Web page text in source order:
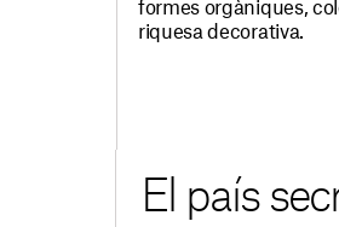
formes orgàniques,
riquesa decorativa.
El país